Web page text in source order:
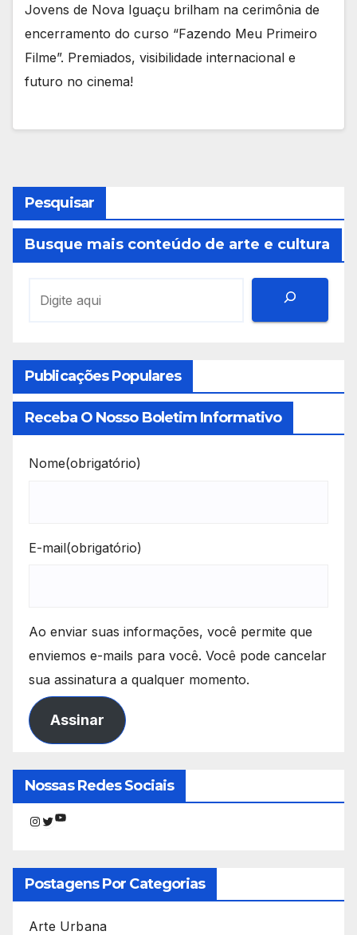
Jovens de Nova Iguaçu brilham na cerimônia de
encerramento do curso “Fazendo Meu Primeiro
Filme”. Premiados, visibilidade internacional e
futuro no cinema!
Pesquisar
Busque mais conteúdo de arte e cultura
Publicações Populares
Receba O Nosso Boletim Informativo
Nome(obrigatório)
E-mail(obrigatório)
Ao enviar suas informações, você permite que
enviemos e-mails para você. Você pode cancelar
sua assinatura a qualquer momento.
Assinar
Nossas Redes Sociais
Instagram
Twitter
Youtube
Postagens Por Categorias
Arte Urbana